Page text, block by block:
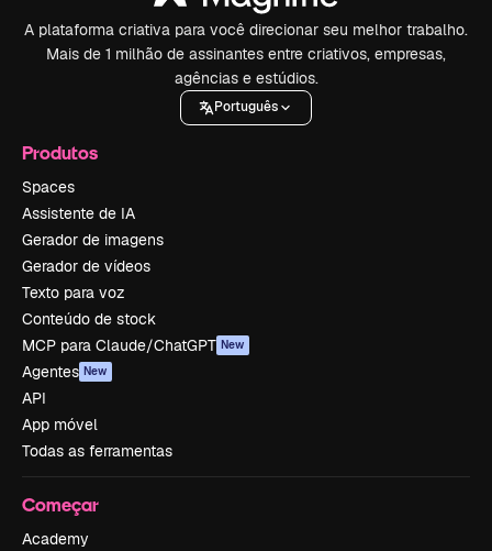
A plataforma criativa para você direcionar seu melhor trabalho.
Mais de 1 milhão de assinantes entre criativos, empresas,
agências e estúdios.
Português
Produtos
Spaces
Assistente de IA
Gerador de imagens
Gerador de vídeos
Texto para voz
Conteúdo de stock
MCP para Claude/ChatGPT New
Agentes New
API
App móvel
Todas as ferramentas
Começar
Academy